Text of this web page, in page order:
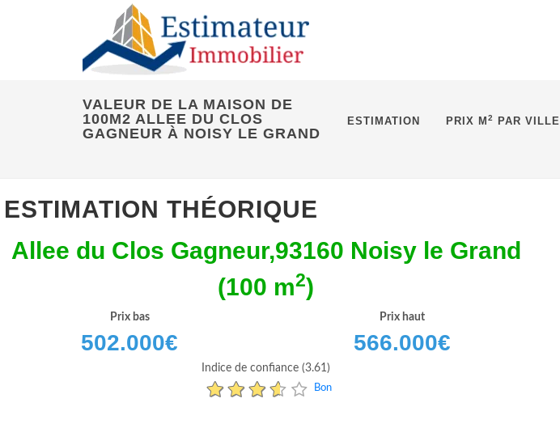
ESTIMATION PRIX M 2 PAR VILLE
VALEUR DE LA MAISON DE
100M2 ALLEE DU CLOS
GAGNEUR À NOISY LE GRAND
ESTIMATION THÉORIQUE
Allee du Clos Gagneur,93160 Noisy le Grand
(100 m2)
Prix bas
502.000€
Prix haut
566.000€
Indice de confiance (3.61)
Bon